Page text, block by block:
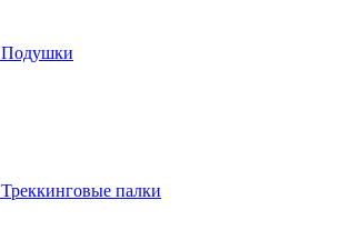
Подушки
Треккинговые палки